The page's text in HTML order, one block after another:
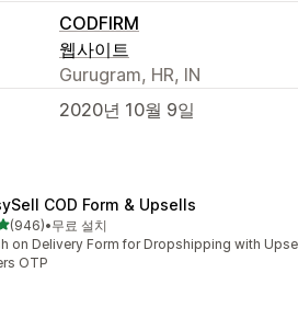
CODFIRM
웹사이트
Gurugram, HR, IN
2020년 10월 9일
COD Form & Upsells
5개 중
(946)
뷰 946개
•무료 설치
on Delivery Form for Dropshipping with
OTP